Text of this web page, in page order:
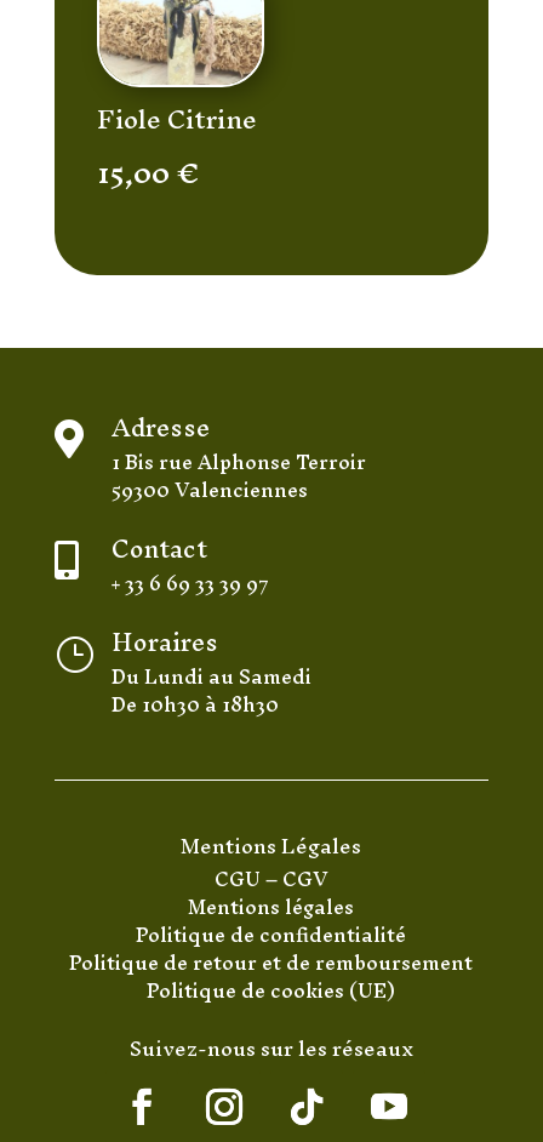
Fiole Citrine
15,00€
 Adresse
1 Bis rue Alphonse Terroir
59300 Valenciennes
 Contact
+ 33 6 69 33 39 97
} Horaires
Du Lundi au Samedi
De 10h30 à 18h30
Mentions Légales
CGU–CGV
Mentions légales
Politique de confidentialité
Politique de retour et de remboursement
Politique de cookies (UE)
Suivez-nous sur les réseaux